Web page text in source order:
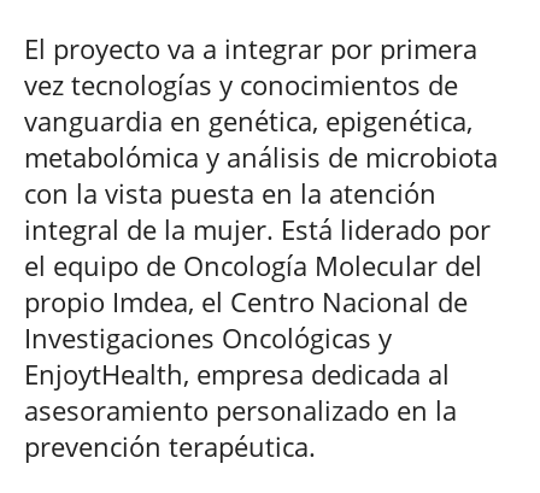
El proyecto va a integrar por primera
vez tecnologías y conocimientos de
vanguardia en genética, epigenética,
metabolómica y análisis de microbiota
con la vista puesta en la atención
integral de la mujer. Está liderado por
el equipo de Oncología Molecular del
propio Imdea, el Centro Nacional de
Investigaciones Oncológicas y
EnjoytHealth, empresa dedicada al
asesoramiento personalizado en la
prevención terapéutica.